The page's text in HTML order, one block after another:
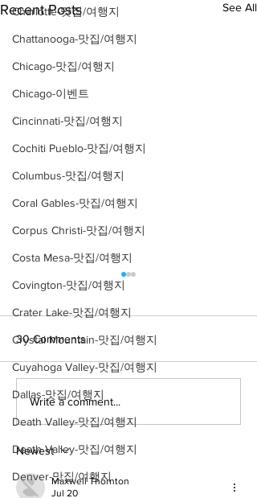
Charlotte-맛집/여행지
Chattanooga-맛집/여행지
Chicago-맛집/여행지
Chicago-이벤트
Cincinnati-맛집/여행지
Cochiti Pueblo-맛집/여행지
Columbus-맛집/여행지
Coral Gables-맛집/여행지
Corpus Christi-맛집/여행지
Costa Mesa-맛집/여행지
Covington-맛집/여행지
Crater Lake-맛집/여행지
Crystal Mountain-맛집/여행지
Cuyahoga Valley-맛집/여행지
Dallas-맛집/여행지
Death Valley-맛집/여행지
Death Valley-맛집/여행지
Denver-맛집/여행지
Recent Posts See All
[여행지/캘리포니아
Victoria Beach/건축물]
Pirate Tower
30 Comments
Write a comment...
Newest
Maxwell Thornton
Jul 20